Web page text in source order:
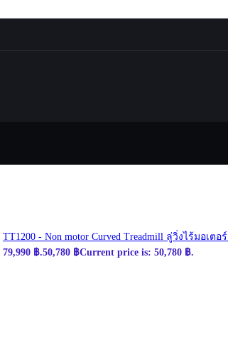
TT1200 - Non motor Curved Treadmill ลู่วิ่งไร้มอเตอร์
79,990 ฿.50,780 ฿Current price is: 50,780 ฿.